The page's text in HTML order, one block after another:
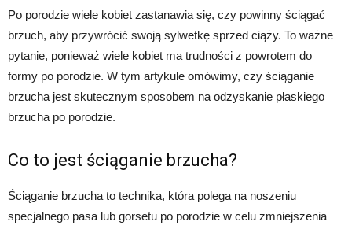
Po porodzie wiele kobiet zastanawia się, czy powinny ściągać
brzuch, aby przywrócić swoją sylwetkę sprzed ciąży. To ważne
pytanie, ponieważ wiele kobiet ma trudności z powrotem do
formy po porodzie. W tym artykule omówimy, czy ściąganie
brzucha jest skutecznym sposobem na odzyskanie płaskiego
brzucha po porodzie.
Co to jest ściąganie brzucha?
Ściąganie brzucha to technika, która polega na noszeniu
specjalnego pasa lub gorsetu po porodzie w celu zmniejszenia